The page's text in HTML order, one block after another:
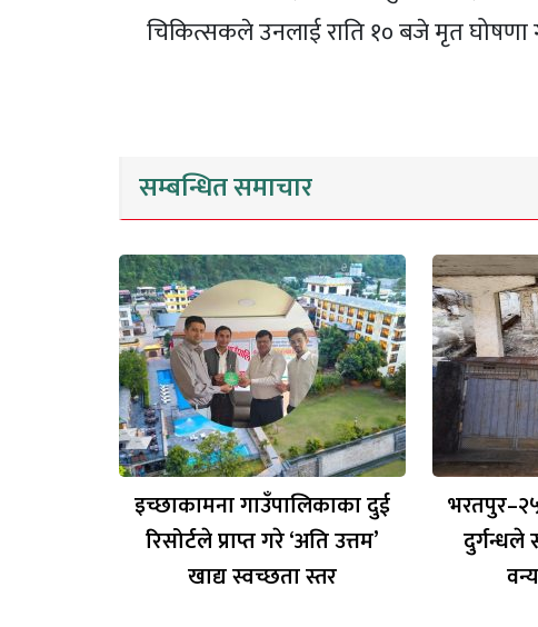
चिकित्सकले उनलाई राति १० बजे मृत घोषणा
सम्बन्धित समाचार
इच्छाकामना गाउँपालिकाका दुई
रिसोर्टले प्राप्त गरे ‘अति उत्तम’
खाद्य स्वच्छता स्तर
दुर्गन्धले